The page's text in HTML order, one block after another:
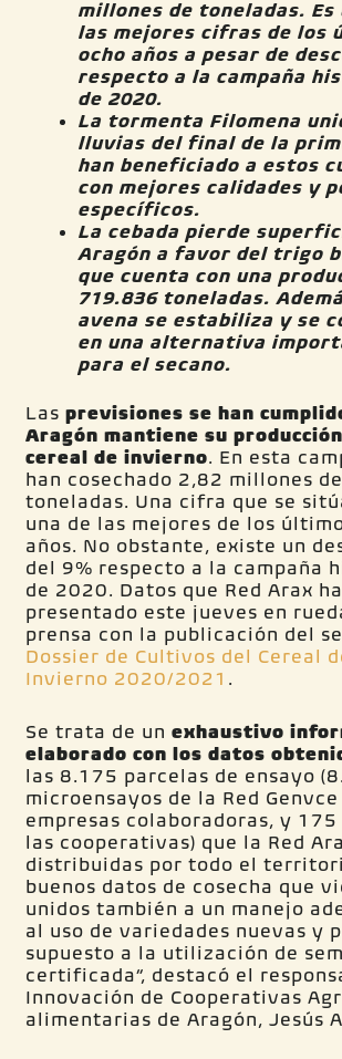
millones de toneladas. Es
las mejores cifras de los
ocho años a pesar de
respecto a la campaña
de 2020.
La tormenta Filomena
lluvias del final de la
han beneficiado a estos
con mejorescalidades y
específicos.
La cebada pierde
Aragón a favor del trigo
que cuenta con una
719.836 toneladas.
avena se estabiliza y se
en una alternativa
para el secano.
Lasprevisiones se han
Aragón mantiene su
cereal de invierno. En esta
han cosechado 2,82 millones de
toneladas. Una cifra que se
una de las mejores de los
años. No obstante, existe un
del 9% respecto a la campaña
de 2020. Datos que Red Arax ha
presentado este jueves en
prensa con la publicación del
Dossier de Cultivos del Cereal
Invierno 2020/2021 .
Se trata de unexhaustivo
elaborado con los datos
las 8.175 parcelas de ensayo
microensayos de la Red
empresas colaboradoras, y 175
las cooperativas) que la Red
distribuidas por todo el
buenos datos de cosecha que
unidos también a un manejo
al uso de variedades nuevas y
supuesto a la utilización de
certificada”, destacó el
Innovación de Cooperativas
alimentarias de Aragón, Jesús